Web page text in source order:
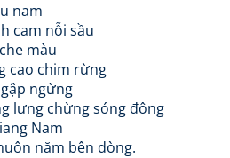
nam
cam nỗi sầu
màu
cao chim rừng
ngừng
lưng chừng sóng đông
Nam
năm bên dòng.